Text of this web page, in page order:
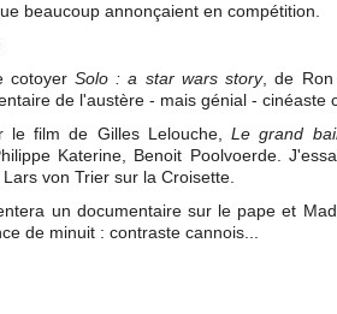
beaucoup annonçaient en compétition.
cotoyerSolo : a star wars story, de Ron
de l'austère - mais génial - cinéaste
le film de Gilles Lelouche,Le grand
Katerine, Benoit Poolvoerde.
von Trier sur la Croisette.
un documentaire sur le pape et
de minuit : contraste cannois...